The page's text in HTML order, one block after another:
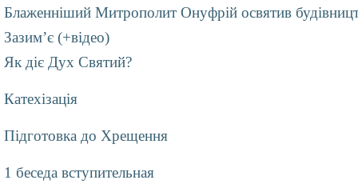
Блаженніший Митрополит Онуфрій освятив
Зазим’є (+відео)
Як діє Дух Святий?
Катехізація
Підготовка до Хрещення
1 беседа вступительная